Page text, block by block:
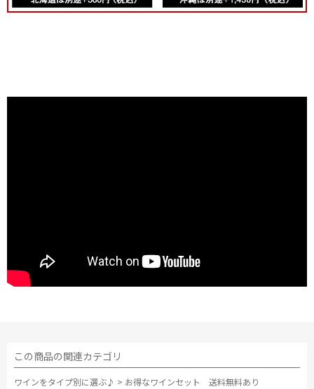
この商品の関連カテゴリ
ワインをタイプ別に選ぶ♪ > お得なワインセット 送料無料あり